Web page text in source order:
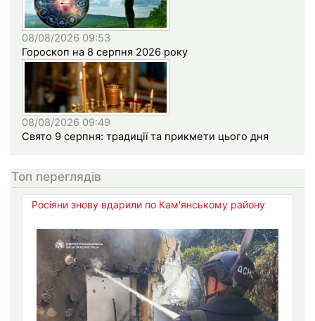
08/08/2026 09:53
Гороскоп на 8 серпня 2026 року
08/08/2026 09:49
Свято 9 серпня: традиції та прикмети цього дня
Топ переглядів
Росіяни знову вдарили по Кам'янському району